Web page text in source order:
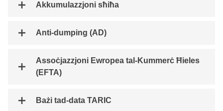
Akkumulazzjoni sħiħa
Anti-dumping (AD)
Assoċjazzjoni Ewropea tal-Kummerċ Ħieles
(EFTA)
Bażi tad-data TARIC